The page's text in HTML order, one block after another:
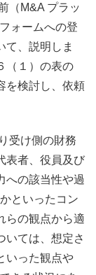
（M&A プラッ
ォームへの登
て、説明しま
（１）の表の
を検討し、依頼
受け側の財務
表者、役員及び
への該当性や過
といったコン
らの観点から適
いては、想定さ
いった観点や